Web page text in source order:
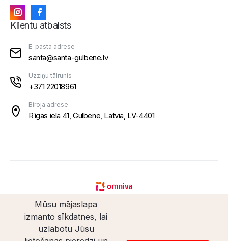
Klientu atbalsts
E-pasta adrese
santa@santa-gulbene.lv
Uzziņu tālrunis
+371 22018961
Biroja adrese
Rīgas iela 41, Gulbene, Latvia, LV-4401
Mūsu mājaslapa
izmanto sīkdatnes, lai
uzlabotu Jūsu